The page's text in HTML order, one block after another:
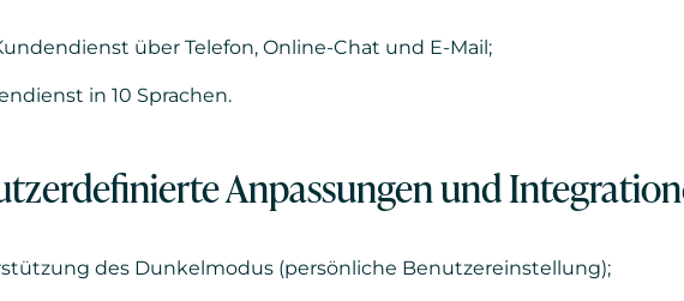
über Telefon, Online-Chat und E-Mail;
in 10 Sprachen.
Anpassungen und
des Dunkelmodus (persönliche Benutzereinstellung);